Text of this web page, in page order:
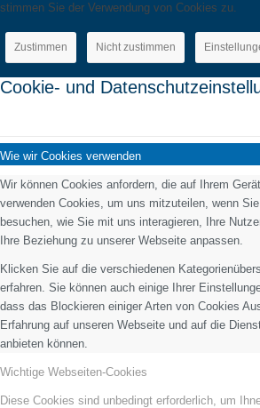
stimmen Sie der Verwendung von Cookies zu.
Zustimmen Nicht zustimmen
Cookie- und
Wie wir Cookies verwenden
Wir können Cookies anfordern, die auf Ihrem
verwenden Cookies, um uns mitzuteilen, wenn
besuchen, wie Sie mit uns interagieren, Ihre
Ihre Beziehung zu unserer Webseite anpassen.
Klicken Sie auf die verschiedenen
erfahren. Sie können auch einige Ihrer
dass das Blockieren einiger Arten von Cookies
Erfahrung auf unseren Webseite und auf die
anbieten können.
Wichtige Webseiten-Cookies
Diese Cookies sind unbedingt erforderlich, um